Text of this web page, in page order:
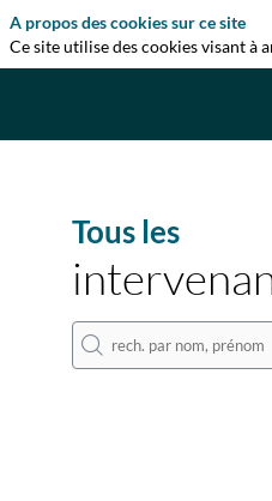
Tous les
A propos des cookies sur ce site
Ce site utilise des cookies visant à